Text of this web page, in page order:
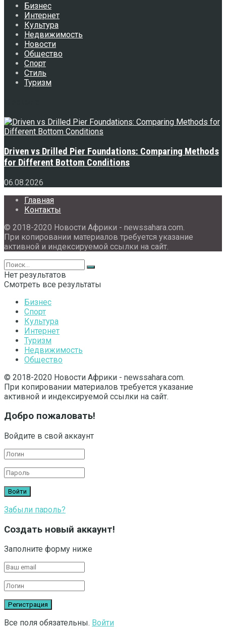
Бизнес
Интернет
Культура
Недвижимость
Новости
Общество
Спорт
Стиль
Туризм
Driven vs Drilled Pier Foundations: Comparing Methods
for Different Bottom Conditions
06.08.2026
Главная
Контакты
© 2018-2020 Новости Африки - newssahara.com.
При копировании материалов требуется указание
активной и индексируемой ссылки на сайт.
Нет результатов
Смотреть все результаты
Бизнес
Спорт
Культура
Интернет
Туризм
Недвижимость
Общество
© 2018-2020 Новости Африки - newssahara.com.
При копировании материалов требуется указание
активной и индексируемой ссылки на сайт.
Добро пожаловать!
Войдите в свой аккаунт
Забыли пароль?
Создать новый аккаунт!
Заполните форму ниже
Все поля обязательны. Войти